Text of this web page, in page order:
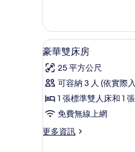
相
片
房
的
詳
顯
示
豪
華
雙
房
5
豪華雙床房
25 平方公尺
可容納 3 人 (依實際
1 張標準雙人床和 1
免費無線上網
更多資訊
更